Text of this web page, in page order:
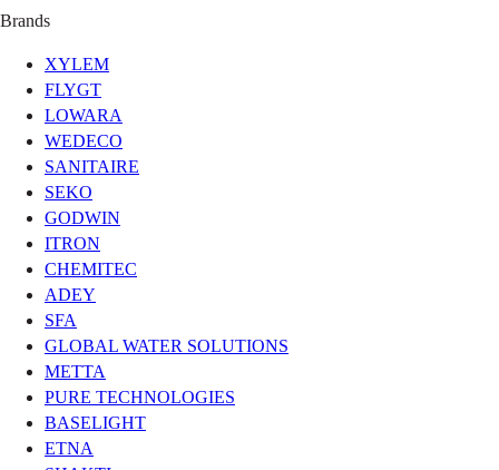
Brands
XYLEM
FLYGT
LOWARA
WEDECO
SANITAIRE
SEKO
GODWIN
ITRON
CHEMITEC
ADEY
SFA
GLOBAL WATER SOLUTIONS
METTA
PURE TECHNOLOGIES
BASELIGHT
ETNA